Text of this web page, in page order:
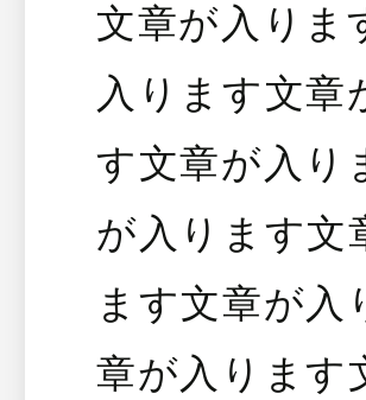
文章が入りま
入ります文章
す文章が入り
が入ります文
ます文章が入
章が入ります